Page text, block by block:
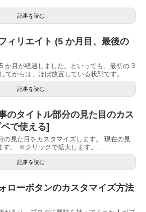
記事を読む
ィリエイト (5 か月目、最後の
か月が経過しました。といっても、最初の 3
てからは、ほぼ放置している状態です。 ...
記事を読む
のタイトル部分の見た目のカス
で使える]
の見た目をカスタマイズします。 現在の見
す。 ※クリックで拡大します。 ...
記事を読む
ローボタンのカスタマイズ方法